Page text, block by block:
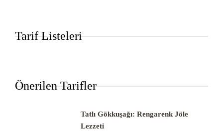
Tarif Listeleri
Önerilen Tarifler
Tatlı Gökkuşağı: Rengarenk Jöle
Lezzeti